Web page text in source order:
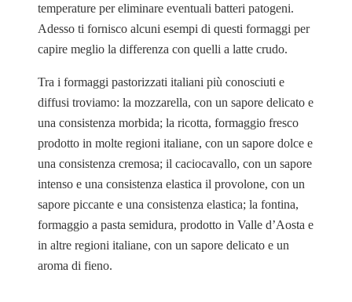
temperature per eliminare eventuali batteri patogeni.
Adesso ti fornisco alcuni esempi di questi formaggi per
capire meglio la differenza con quelli a latte crudo.
Tra i formaggi pastorizzati italiani più conosciuti e
diffusi troviamo: la mozzarella, con un sapore delicato e
una consistenza morbida; la ricotta, formaggio fresco
prodotto in molte regioni italiane, con un sapore dolce e
una consistenza cremosa; il caciocavallo, con un sapore
intenso e una consistenza elastica il provolone, con un
sapore piccante e una consistenza elastica; la fontina,
formaggio a pasta semidura, prodotto in Valle d’Aosta e
in altre regioni italiane, con un sapore delicato e un
aroma di fieno.